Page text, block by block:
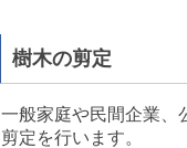
樹木の剪定
一般家庭や民間企業、
剪定を行います。